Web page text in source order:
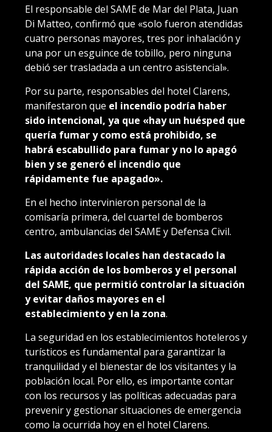
El responsable del SAME de Mar del Plata, Juan
Di Matteo, confirmó que «solo fueron atendidas
cuatro personas mayores, tres por inhalación y
una por un esguince de tobillo, pero ninguna
debió ser trasladada a un centro asistencial».
Por su parte, responsables del hotel Clarens,
manifestaron que el incendio podría haber
sido intencional, ya que «hay un huésped que
quería fumar y como está prohibido, se
habrá escabullido para fumar y no lo apagó
bien y se generó el incendio que
rápidamente fue apagado».
En el hecho intervinieron personal de la
comisaría primera, del cuartel de bomberos
centro, ambulancias del SAME y Defensa Civil.
Las autoridades locales han destacado la
rápida acción de los bomberos y el personal
del SAME, que permitió controlar la situación
y evitar daños mayores en el
establecimiento y en la zona.
La seguridad en los establecimientos hoteleros y
turísticos es fundamental para garantizar la
tranquilidad y el bienestar de los visitantes y la
población local. Por ello, es importante contar
con los recursos y las políticas adecuadas para
prevenir y gestionar situaciones de emergencia
como la ocurrida hoy en el hotel Clarens.